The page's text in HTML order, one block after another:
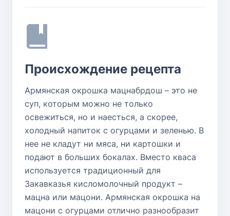
Происхождение рецепта
Армянская окрошка мацнабрдош – это не
суп, которым можно не только
освежиться, но и наесться, а скорее,
холодный напиток с огурцами и зеленью. В
нее не кладут ни мяса, ни картошки и
подают в больших бокалах. Вместо кваса
используется традиционный для
Закавказья кисломолочный продукт –
мацна или мацони. Армянская окрошка на
мацони с огурцами отлично разнообразит